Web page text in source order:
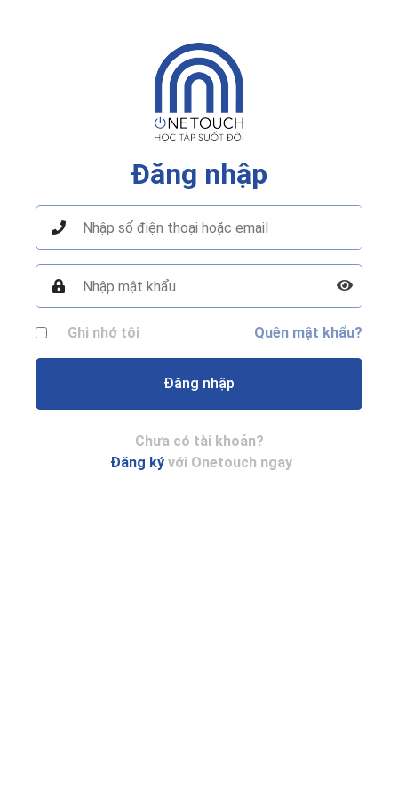
Đăng nhập
Ghi nhớ tôi Quên mật khẩu?
Đăng nhập
Chưa có tài khoản?
Đăng ký với Onetouch ngay